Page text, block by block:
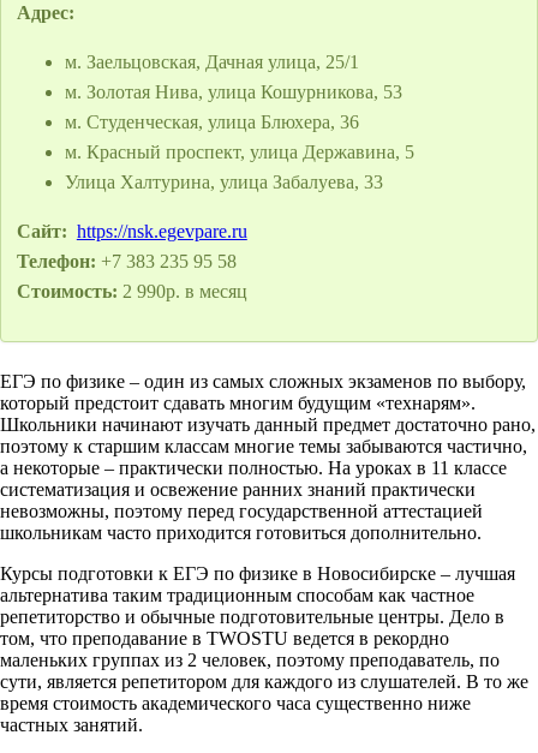
Адрес:
м. Заельцовская, Дачная улица, 25/1
м. Золотая Нива, улица Кошурникова, 53
м. Студенческая, улица Блюхера, 36
м. Красный проспект, улица Державина, 5
Улица Халтурина, улица Забалуева, 33
Сайт: https://nsk.egevpare.ru
Телефон: +7 383 235 95 58
Стоимость: 2 990р. в месяц
ЕГЭ по физике – один из самых сложных экзаменов по выбору,
который предстоит сдавать многим будущим «технарям».
Школьники начинают изучать данный предмет достаточно рано,
поэтому к старшим классам многие темы забываются частично,
а некоторые – практически полностью. На уроках в 11 классе
систематизация и освежение ранних знаний практически
невозможны, поэтому перед государственной аттестацией
школьникам часто приходится готовиться дополнительно.
Курсы подготовки к ЕГЭ по физике в Новосибирске – лучшая
альтернатива таким традиционным способам как частное
репетиторство и обычные подготовительные центры. Дело в
том, что преподавание в TWOSTU ведется в рекордно
маленьких группах из 2 человек, поэтому преподаватель, по
сути, является репетитором для каждого из слушателей. В то же
время стоимость академического часа существенно ниже
частных занятий.